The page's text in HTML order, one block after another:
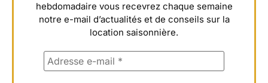
hebdomadaire vous recevrez chaque semaine
notre e-mail d’actualités et de conseils sur la
location saisonnière.